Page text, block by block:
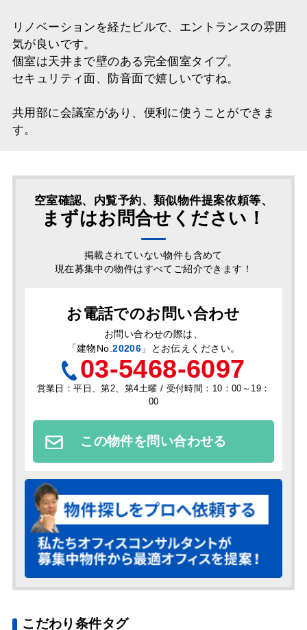
リノベーションを経たビルで、エントランスの雰囲
気が良いです。
個室は天井まで壁のある完全個室タイプ。
セキュリティ面、防音面で嬉しいですね。
共用部に会議室があり、便利に使うことができま
す。
空室確認、内覧予約、類似物件提案依頼等、
まずはお問合せください！
掲載されていない物件も含めて
現在募集中の物件はすべてご紹介できます！
お電話でのお問い合わせ
お問い合わせの際は、
「建物No.20206 」とお伝えください。
03-5468-6097
営業日：平日、第2、第4土曜 / 受付時間：10：00～19：
00
この物件を問い合わせる
こだわり条件タグ